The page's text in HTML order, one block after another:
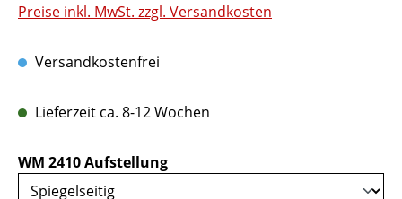
Preise inkl. MwSt. zzgl. Versandkosten
Versandkostenfrei
Lieferzeit ca. 8-12 Wochen
WM 2410 Aufstellungauswählen